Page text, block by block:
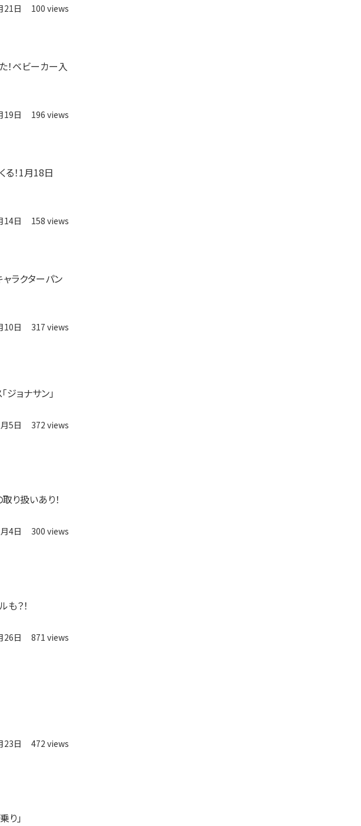
21日 100 views
！ベビーカー入
19日 196 views
る！1月18日
14日 158 views
ャラクターパン
10日 317 views
ジョナサン」
5日 372 views
り扱いあり！
4日 300 views
？！
26日 871 views
23日 472 views
り」